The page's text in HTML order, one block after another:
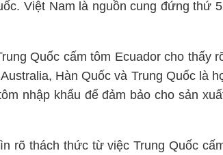
Việt Nam là nguồn cung đứng thứ
Quốc cấm tôm Ecuador cho thấy
Hàn Quốc và Trung Quốc là
nhập khẩu để đảm bảo cho sản
rõ thách thức từ việc Trung Quốc